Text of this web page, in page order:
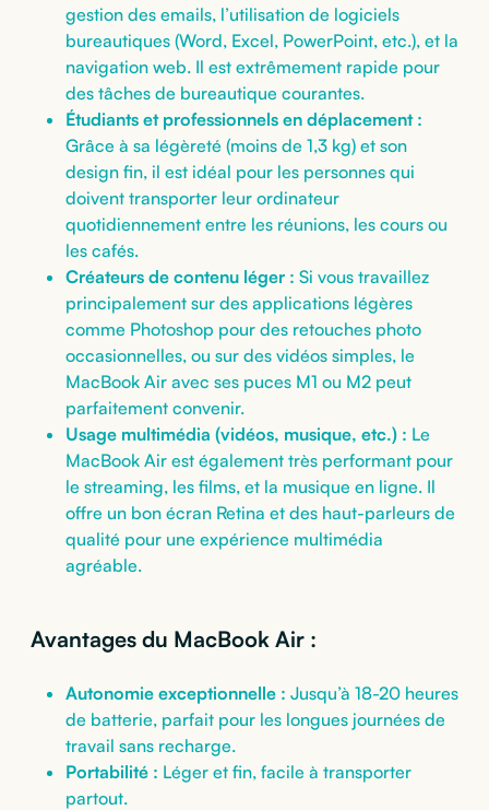
gestion des emails, l’utilisation de logiciels
bureautiques (Word, Excel, PowerPoint, etc.), et la
navigation web. Il est extrêmement rapide pour
des tâches de bureautique courantes.
Étudiants et professionnels en déplacement :
Grâce à sa légèreté (moins de 1,3 kg) et son
design fin, il est idéal pour les personnes qui
doivent transporter leur ordinateur
quotidiennement entre les réunions, les cours ou
les cafés.
Créateurs de contenu léger : Si vous travaillez
principalement sur des applications légères
comme Photoshop pour des retouches photo
occasionnelles, ou sur des vidéos simples, le
MacBook Air avec ses puces M1 ou M2 peut
parfaitement convenir.
Usage multimédia (vidéos, musique, etc.) : Le
MacBook Air est également très performant pour
le streaming, les films, et la musique en ligne. Il
offre un bon écran Retina et des haut-parleurs de
qualité pour une expérience multimédia
agréable.
Avantages du MacBook Air :
Autonomie exceptionnelle : Jusqu’à 18-20 heures
de batterie, parfait pour les longues journées de
travail sans recharge.
Portabilité : Léger et fin, facile à transporter
partout.